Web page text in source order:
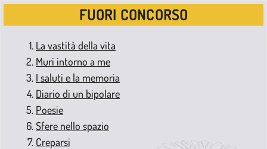
FUORI CONCORSO
La vastità della vita
Muri intorno a me
I saluti e la memoria
Diario di un bipolare
Poesie
Sfere nello spazio
Creparsi